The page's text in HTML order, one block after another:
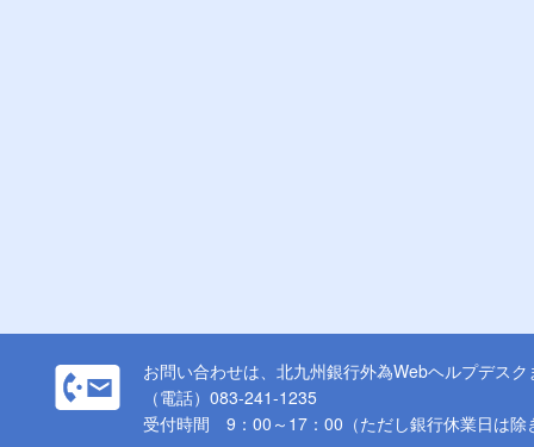
お問い合わせは、北九州銀行外為Webヘルプデスク
（電話）083-241-1235
受付時間 9：00～17：00（ただし銀行休業日は除